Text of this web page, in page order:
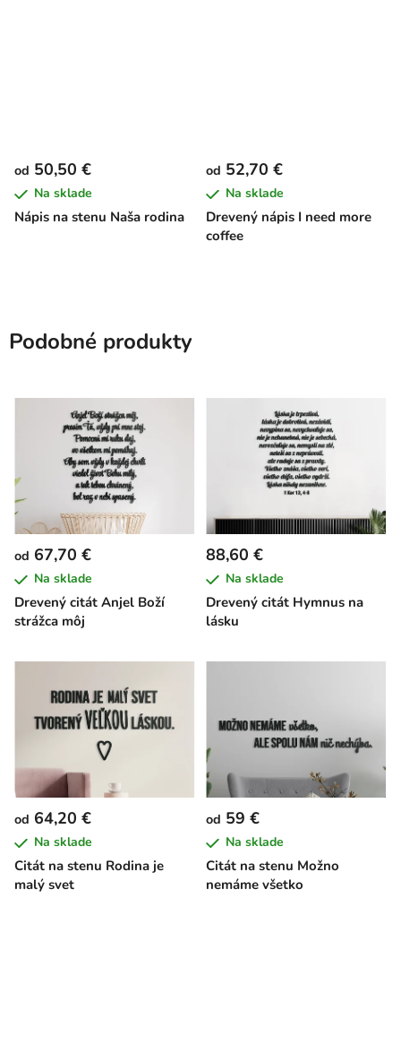
Nápis na stenu Naša rodina
od 50,50 €
Na sklade
Drevený nápis I need more
coffee
od 52,70 €
Na sklade
Podobné produkty
Drevený citát Anjel Boží
strážca môj
od 67,70 €
Na sklade
Drevený citát Hymnus na
lásku
88,60 €
Na sklade
Citát na stenu Rodina je
malý svet
od 64,20 €
Na sklade
Citát na stenu Možno
nemáme všetko
od 59 €
Na sklade